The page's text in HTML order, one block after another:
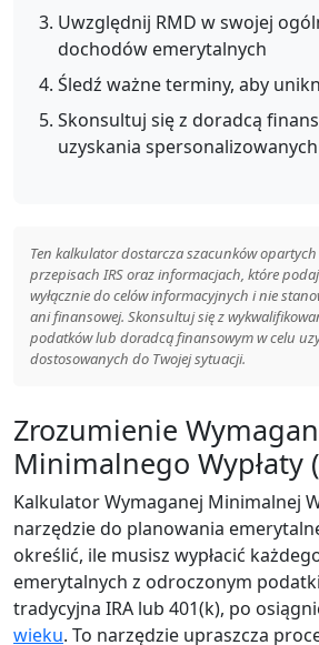
Uwzględnij RMD w swojej
dochodów emerytalnych
Śledź ważne terminy, aby
Skonsultuj się z doradcą
uzyskania
Ten kalkulator dostarcza szacunków
przepisach IRS oraz informacjach, które
wyłącznie do celów informacyjnych i nie
ani finansowej. Skonsultuj się z
podatków lub doradcą finansowym w celu
dostosowanych do Twojej sytuacji.
Zrozumienie
Minimalnego Wypłaty
Kalkulator Wymaganej Minimalnej
narzędzie do planowania
określić, ile musisz wypłacić
emerytalnych z odroczonym
tradycyjna IRA lub 401(k), po
wieku. To narzędzie upraszcza